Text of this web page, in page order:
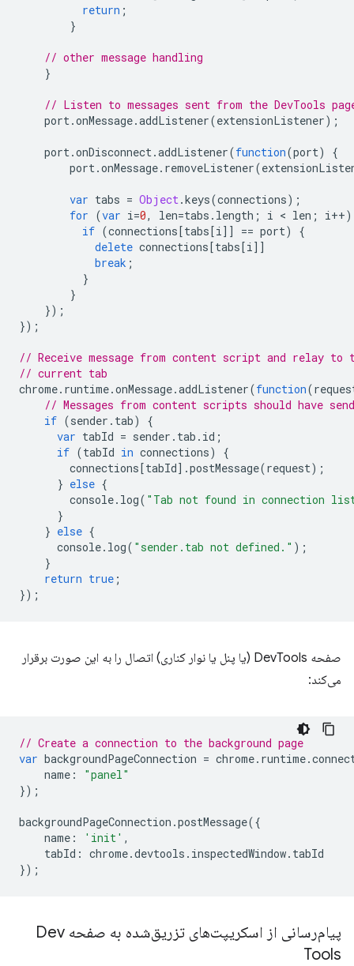
return ;
}
// other message handling
}
// Listen to messages sent from the DevTools
port.onMessage.addListener(extensionListener);
port.onDisconnect.addListener(function(port)
{
port.onMessage. removeListener(
var tabs = Object.keys(connections);
for (var i=0, len=tabs . length ; i < len ; i++)
if (connections [tabs [i]] == port)
{
delete connections [tabs [i]]
break ;
}
}
});
});
// Receive message from content script and relay to
// current tab
chrome. runtime.onMessage.addListener(function(
// Messages from content scripts should have
if (sender . tab)
{
var tabId = sender . tab . id ;
if (tabId in connections)
{
connections [tabId].postMessage(request);
} else {
console. log( "Tab not found in connection
}
} else {
console. log( "sender.tab not defined." );
}
return true ;
});
صفحه DevTools (یا پنل یا نوار کناری) اتصال را به این صورت برقرار
می‌کند:
// Create a connection to the background page
var backgroundPageConnection = chrome. runtime.
name :
"panel"
});
backgroundPageConnection .postMessage({
name : 'init' ,
tabId : chrome.devtools . inspectedWindow. tabId
});
پیام‌رسانی از اسکریپت‌های تزریق‌شده به صفحه Dev
Tools